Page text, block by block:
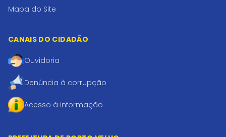
Mapa do Site
CANAIS DO CIDADÃO
Ouvidoria
Denúncia à corrupção
Acesso à informação